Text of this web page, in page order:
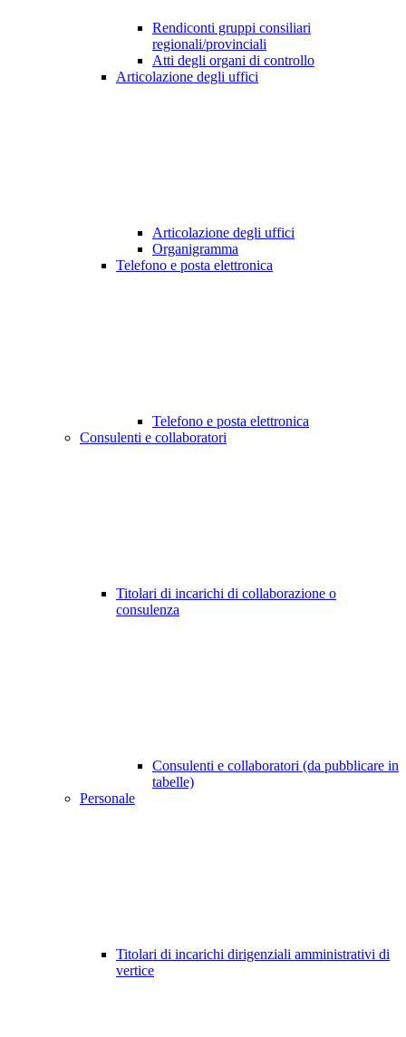
Rendiconti gruppi consiliari
regionali/provinciali
Atti degli organi di controllo
Articolazione degli uffici
Articolazione degli uffici
Organigramma
Telefono e posta elettronica
Telefono e posta elettronica
Consulenti e collaboratori
Titolari di incarichi di collaborazione o
consulenza
Consulenti e collaboratori (da pubblicare in
tabelle)
Personale
Titolari di incarichi dirigenziali amministrativi di
vertice